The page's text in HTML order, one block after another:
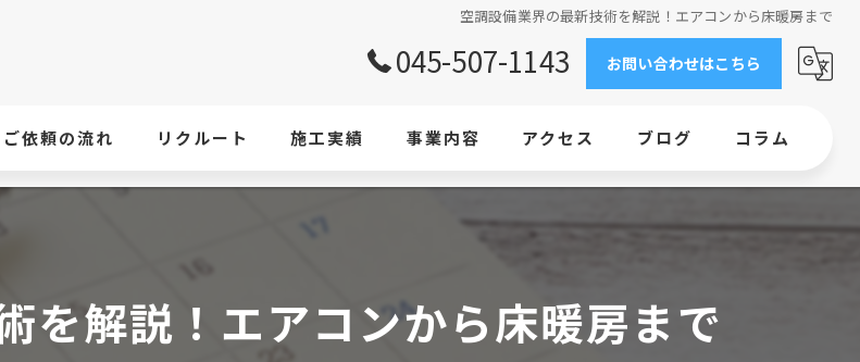
空調設備業界の最新技術を解説！エアコンから床暖房まで
045-507-1143 お問い合わせはこちら
ご依頼の流れ リクルート 施工実績 事業内容
エアコン
アクセス ブログ コラム
を解説！エアコンから床暖房まで